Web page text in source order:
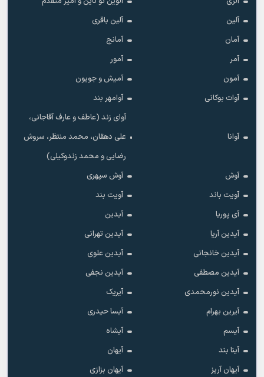
آلین
آلین باقری
آمان
آمانج
آمر
آمور
آمون
آمیش و جویون
آوات بوکانی
آوامهر بند
آوانا
آوای زند (عاطف و عارف آقاجانی،
علی دهقان، محمد منتظر، سروش
رضایی و محمد زندوکیلی)
آوش
آوش سپهری
آویت باند
آویت بند
آی پوریا
آیدین
آیدین آریا
آیدین تهرانی
آیدین خانجانی
آیدین علوی
آیدین مصطفی
آیدین نجفی
آیدین نورمحمدی
آیریک
آیرین بهرام
آیسا حیدری
آیسم
آیشاه
آینا بند
آیهان
آیهان آریز
آیهان بزازی